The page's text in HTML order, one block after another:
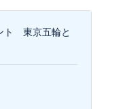
ト 東京五輪と